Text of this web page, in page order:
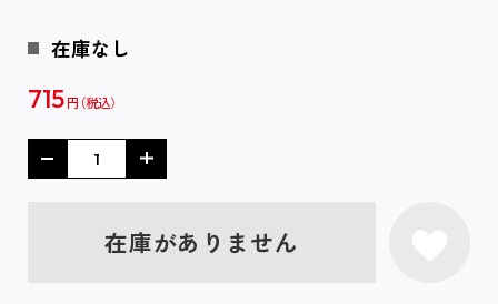
在庫なし
715 円
在庫がありません